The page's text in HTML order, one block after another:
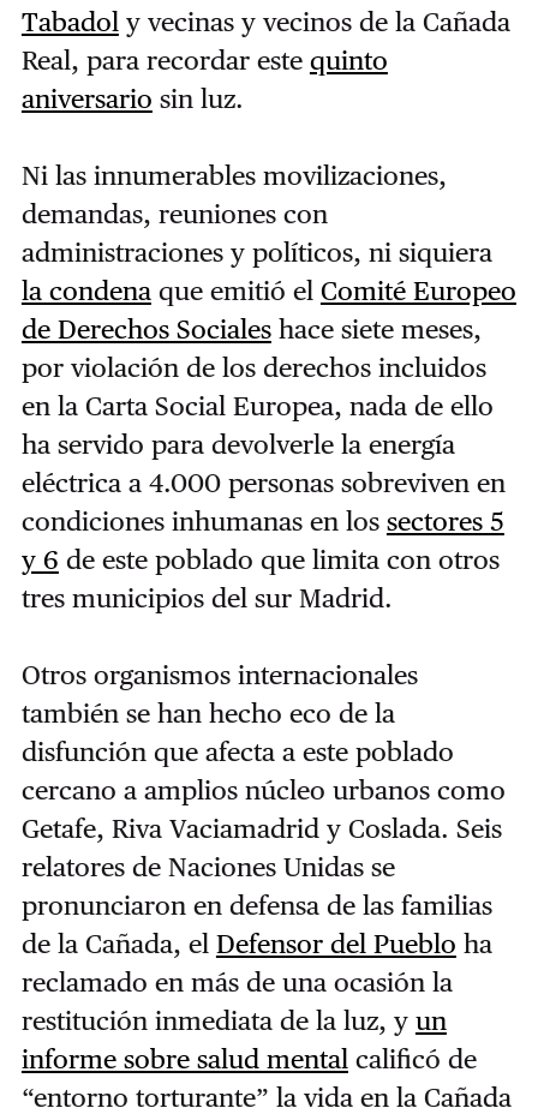
Tabadol y vecinas y vecinos de la Cañada
Real, para recordar este quinto
aniversario sin luz.
Ni las innumerables movilizaciones,
demandas, reuniones con
administraciones y políticos, ni siquiera
la condenaque emitió el Comité Europeo
de Derechos Socialeshace siete meses,
por violación de los derechos incluidos
en la Carta Social Europea, nada de ello
ha servido para devolverle la energía
eléctrica a 4.000 personas sobreviven en
condiciones inhumanas en los sectores 5
y 6 de este poblado que limita con otros
tres municipios del sur Madrid.
Otros organismos internacionales
también se han hecho eco de la
disfunción que afecta a este poblado
cercano a amplios núcleo urbanos como
Getafe, Riva Vaciamadrid y Coslada. Seis
relatores de Naciones Unidas se
pronunciaron en defensa de las familias
de la Cañada, el Defensor del Pueblo ha
reclamado en más de una ocasión la
restitución inmediata de la luz, y un
informe sobre salud mental calificó de
“entorno torturante” la vida en la Cañada